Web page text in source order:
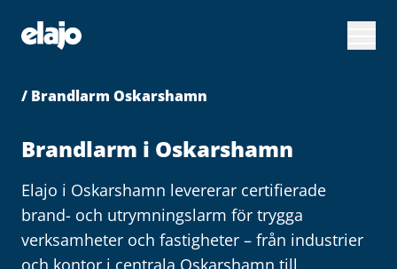
huvudinnehållet
/ Brandlarm Oskarshamn
Brandlarm i Oskarshamn
Elajo i Oskarshamn levererar certifierade
brand- och utrymningslarm för trygga
verksamheter och fastigheter – från industrier
och kontor i centrala Oskarshamn till